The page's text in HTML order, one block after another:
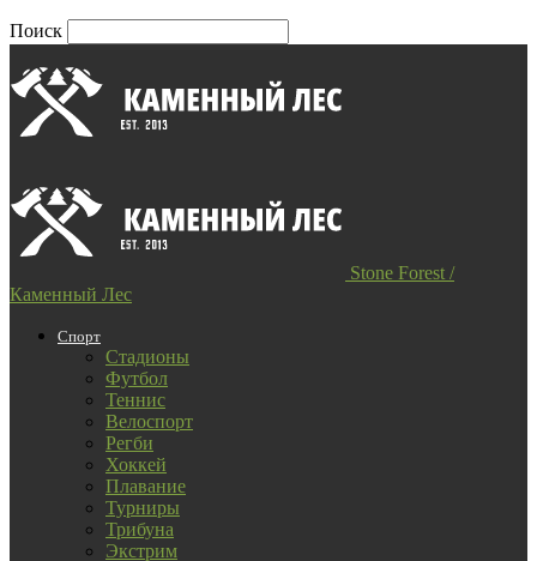
Поиск
Stone Forest /
Каменный Лес
Спорт
Стадионы
Футбол
Теннис
Велоспорт
Регби
Хоккей
Плавание
Турниры
Трибуна
Экстрим